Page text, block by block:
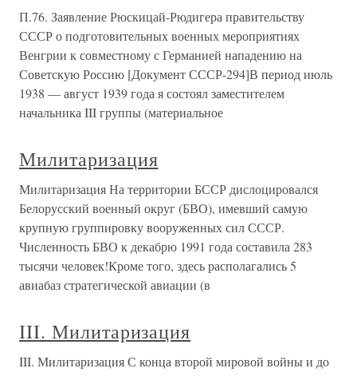
П.76. Заявление Рюскицай-Рюдигера правительству
СССР о подготовительных военных мероприятиях
Венгрии к совместному с Германией нападению на
Советскую Россию [Документ СССР-294]В период июль
1938 — август 1939 года я состоял заместителем
начальника III группы (материальное
Милитаризация
Милитаризация На территории БССР дислоцировался
Белорусский военный округ (БВО), имевший самую
крупную группировку вооруженных сил СССР.
Численность БВО к декабрю 1991 года составила 283
тысячи человек!Кроме того, здесь располагались 5
авиабаз стратегической авиации (в
III. Милитаризация
III. Милитаризация С конца второй мировой войны и до